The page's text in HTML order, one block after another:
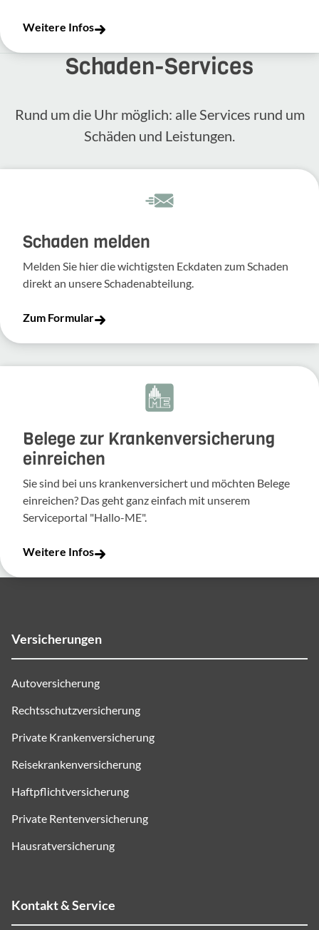
Weitere Infos
Schaden-​Services
Rund um die Uhr möglich: alle Services rund um
Schäden und Leis­tungen.
Schaden melden
Melden Sie hier die wich­tigsten Eckdaten zum Schaden
direkt an unsere Scha­den­ab­tei­lung.
Zum Formular
Belege zur Krankenversicherung
einreichen
Sie sind bei uns krankenversichert und möchten Belege
einreichen? Das geht ganz einfach mit unserem
Serviceportal "Hallo-ME".
Weitere Infos
Versicherungen
Autoversicherung
Rechtsschutzversicherung
Private Krankenversicherung
Reisekrankenversicherung
Haftpflichtversicherung
Private Rentenversicherung
Hausratversicherung
Kontakt & Service